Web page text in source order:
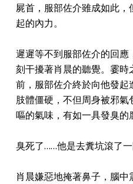
屍首，服部佐介雖成如此
起的內力。
遲遲等不到服部佐介的回
刻干擾著肖晨的聽覺。霎
前，服部佐介終於向他發起
肢體僵硬，不但周身被邪
嘔的氣味，有如一具發臭的
臭死了……他是去糞坑滾了一
肖晨嫌惡地掩著鼻子，腦中